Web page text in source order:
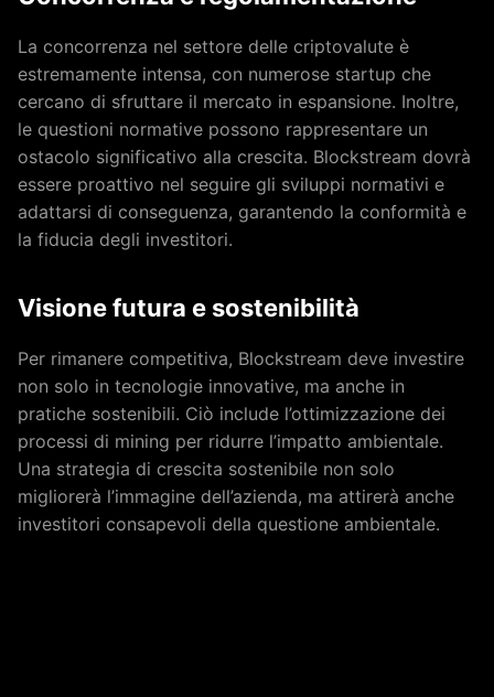
La concorrenza nel settore delle criptovalute è
estremamente intensa, con numerose startup che
cercano di sfruttare il mercato in espansione. Inoltre,
le questioni normative possono rappresentare un
ostacolo significativo alla crescita. Blockstream dovrà
essere proattivo nel seguire gli sviluppi normativi e
adattarsi di conseguenza, garantendo la conformità e
la fiducia degli investitori.
Visione futura e sostenibilità
Per rimanere competitiva, Blockstream deve investire
non solo in tecnologie innovative, ma anche in
pratiche sostenibili. Ciò include l’ottimizzazione dei
processi di mining per ridurre l’impatto ambientale.
Una strategia di crescita sostenibile non solo
migliorerà l’immagine dell’azienda, ma attirerà anche
investitori consapevoli della questione ambientale.